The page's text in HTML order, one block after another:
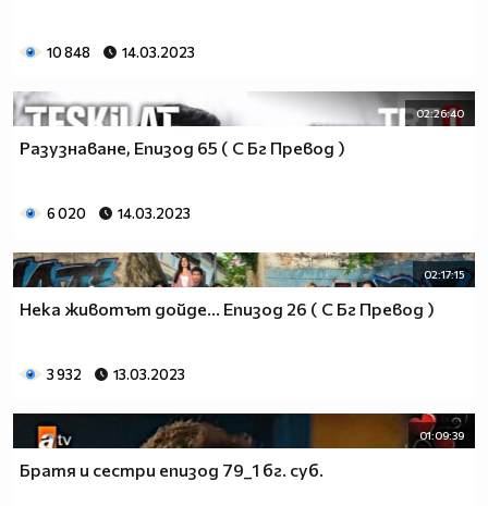
10 848 14.03.2023
02:26:40
Разузнаване, Епизод 65 ( С Бг Превод )
6 020 14.03.2023
02:17:15
Нека животът дойде... Епизод 26 ( С Бг Превод )
3 932 13.03.2023
01:09:39
Братя и сестри епизод 79_1 бг. суб.